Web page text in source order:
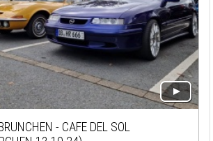
- CAFE DEL SOL